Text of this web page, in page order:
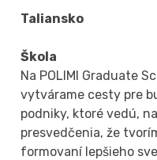
Taliansko
Škola
Na POLIMI Graduate
vytvárame cesty pre
podniky, ktoré vedú,
presvedčenia, že
formovaní lepšieho